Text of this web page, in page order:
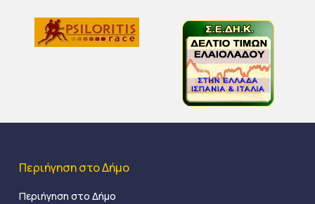
Περιήγηση στο Δήμο
Περιήγηση στο Δήμο